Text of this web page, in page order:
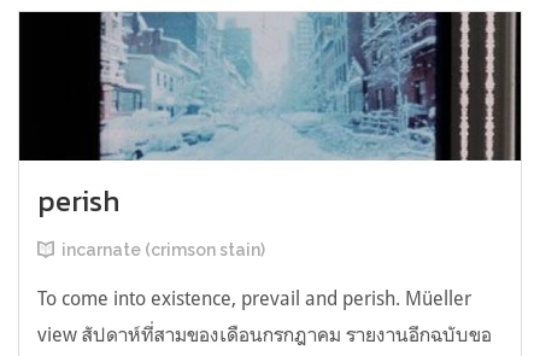
perish
incarnate (crimson stain)
To come into existence, prevail and perish. Müeller
view สัปดาห์ที่สามของเดือนกรกฎาคม รายงานอีกฉบับขอ